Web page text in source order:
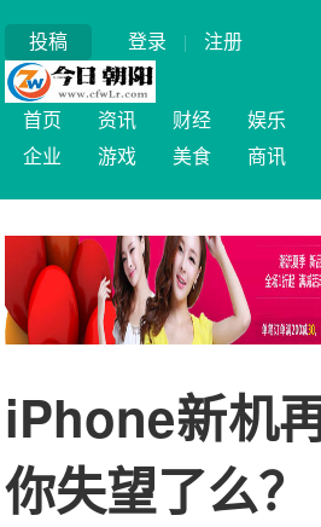
投稿 登录 | 注册
首页 资讯 财经 娱乐
企业
游戏 美食 商讯
iPhone新机
你失望了么？